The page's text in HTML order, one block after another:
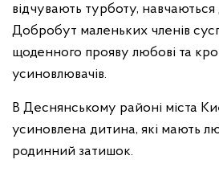
відчувають турботу, навчаються
Добробут маленьких членів
щоденного прояву любові та
усиновлювачів.
В Деснянському районі міста
усиновлена дитина, які мають
родинний затишок.